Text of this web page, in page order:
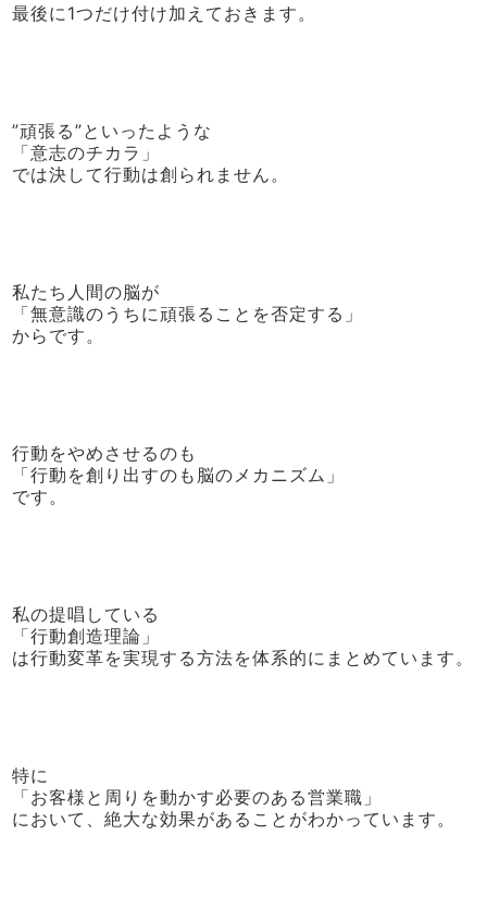
最後に1つだけ付け加えておきます。
”頑張る”といったような
「意志のチカラ」
では決して行動は創られません。
私たち人間の脳が
「無意識のうちに頑張ることを否定する」
からです。
行動をやめさせるのも
「行動を創り出すのも脳のメカニズム」
です。
私の提唱している
「行動創造理論」
は行動変革を実現する方法を体系的にまとめています。
特に
「お客様と周りを動かす必要のある営業職」
において、絶大な効果があることがわかっています。